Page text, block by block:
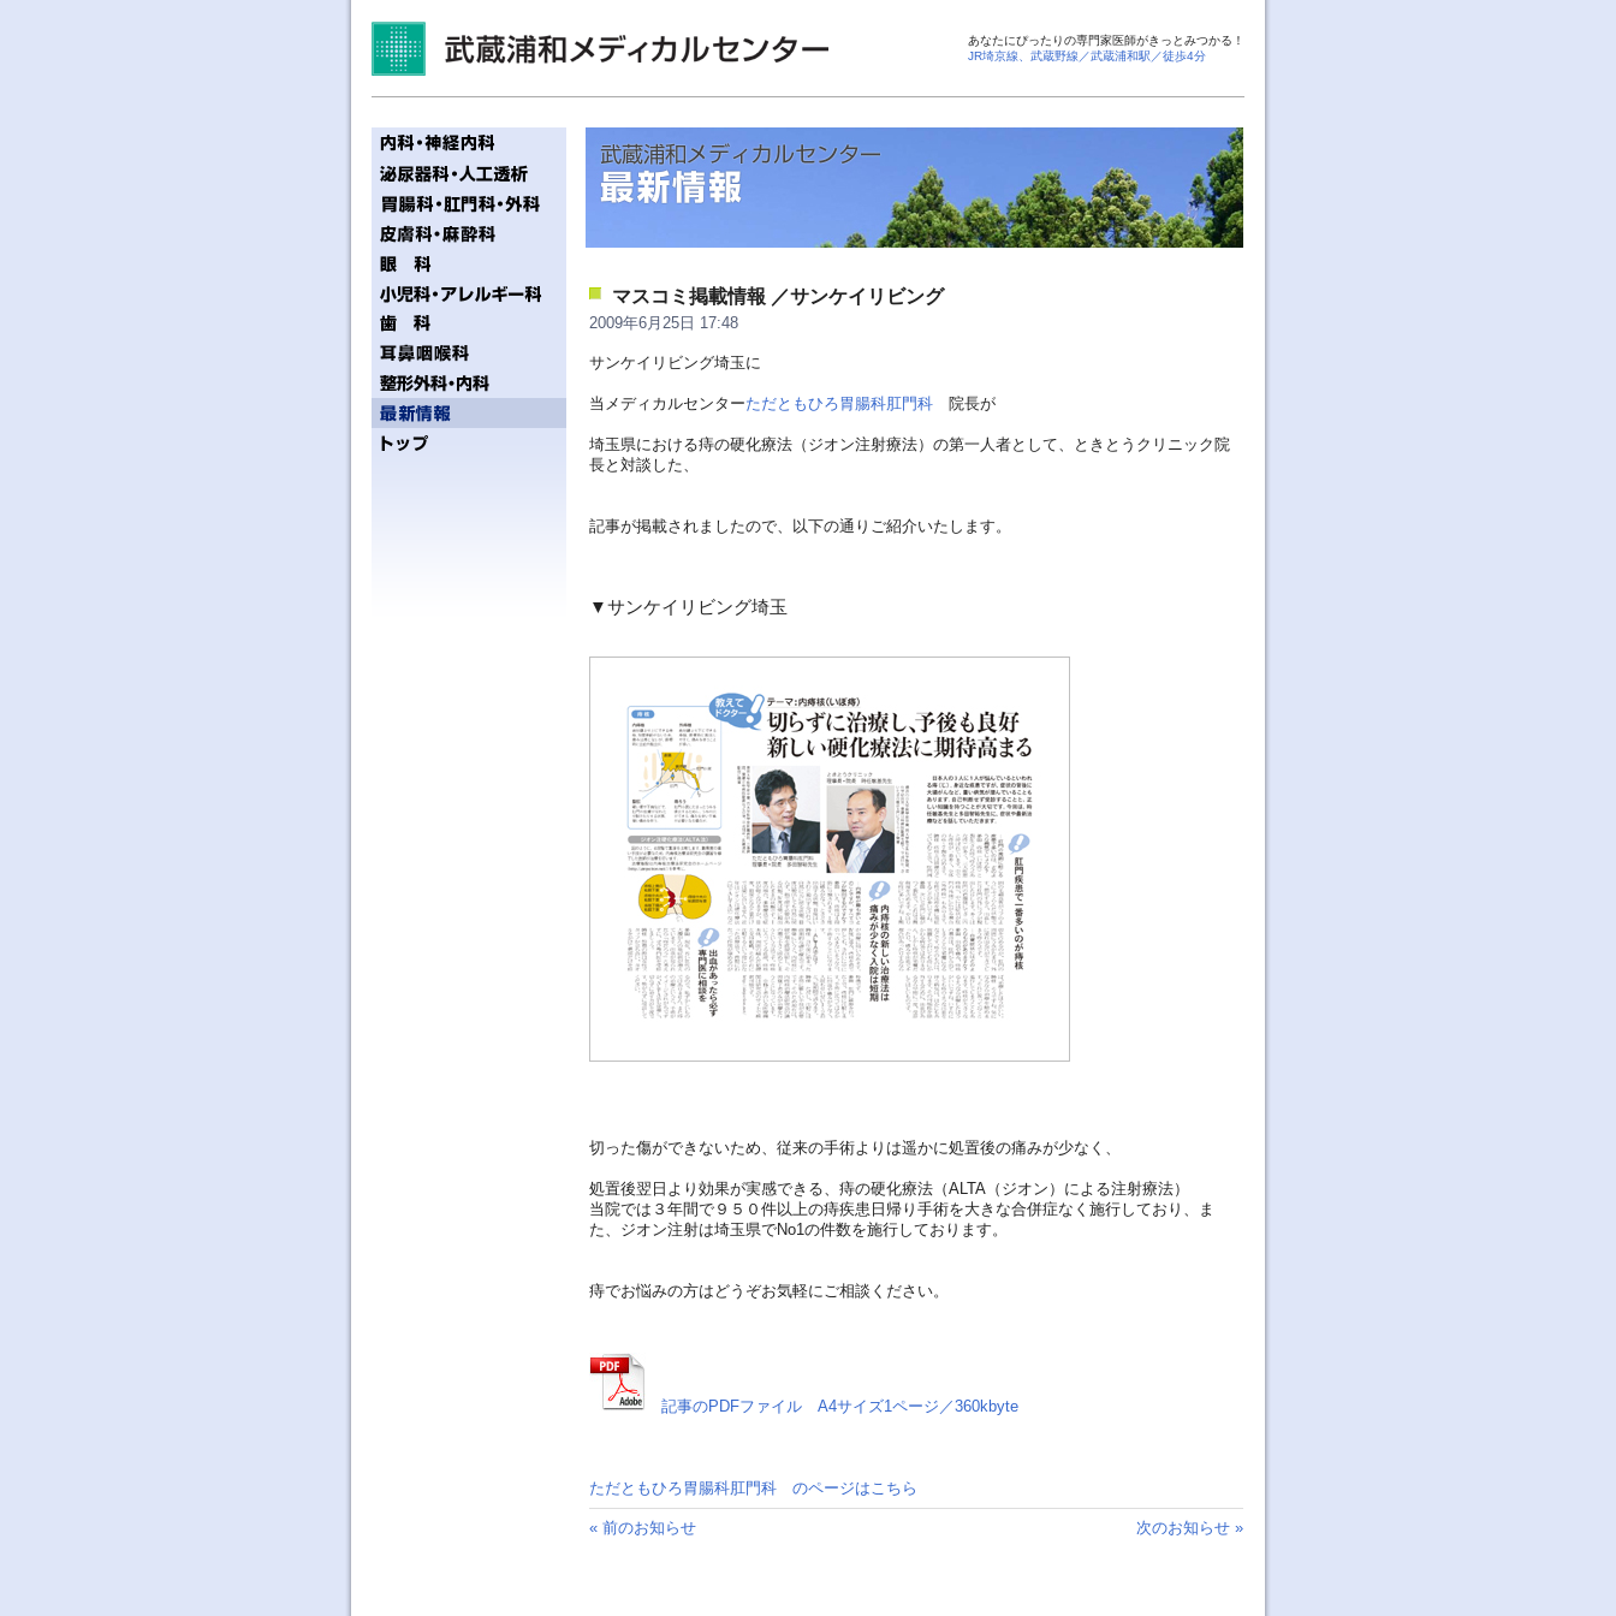
あなたにぴったりの専門家医師がきっとみつかる！
JR埼京線、武蔵野線／武蔵浦和駅／徒歩4分
マスコミ掲載情報 ／サンケイリビング
2009年6月25日 17:48
サンケイリビング埼玉に
当メディカルセンターただともひろ胃腸科肛門科 院長が
埼玉県における痔の硬化療法（ジオン注射療法）の第一人者として、ときとうクリニック院
長と対談した、
記事が掲載されましたので、以下の通りご紹介いたします。
▼サンケイリビング埼玉
切った傷ができないため、従来の手術よりは遥かに処置後の痛みが少なく、
処置後翌日より効果が実感できる、痔の硬化療法（ALTA（ジオン）による注射療法）
当院では３年間で９５０件以上の痔疾患日帰り手術を大きな合併症なく施行しており、ま
た、ジオン注射は埼玉県でNo1の件数を施行しております。
痔でお悩みの方はどうぞお気軽にご相談ください。
記事のPDFファイル A4サイズ1ページ／360kbyte
ただともひろ胃腸科肛門科 のページはこちら
« 前のお知らせ 次のお知らせ »